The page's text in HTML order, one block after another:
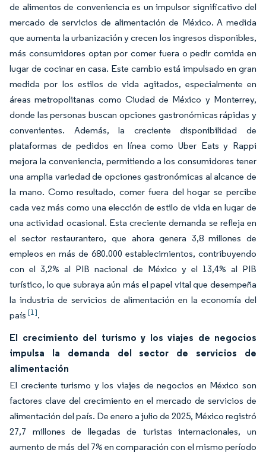
de alimentos de conveniencia es un impulsor significativo del
mercado de servicios de alimentación de México. A medida
que aumenta la urbanización y crecen los ingresos disponibles,
más consumidores optan por comer fuera o pedir comida en
lugar de cocinar en casa. Este cambio está impulsado en gran
medida por los estilos de vida agitados, especialmente en
áreas metropolitanas como Ciudad de México y Monterrey,
donde las personas buscan opciones gastronómicas rápidas y
convenientes. Además, la creciente disponibilidad de
plataformas de pedidos en línea como Uber Eats y Rappi
mejora la conveniencia, permitiendo a los consumidores tener
una amplia variedad de opciones gastronómicas al alcance de
la mano. Como resultado, comer fuera del hogar se percibe
cada vez más como una elección de estilo de vida en lugar de
una actividad ocasional. Esta creciente demanda se refleja en
el sector restaurantero, que ahora genera 3,8 millones de
empleos en más de 680.000 establecimientos, contribuyendo
con el 3,2% al PIB nacional de México y el 13,4% al PIB
turístico, lo que subraya aún más el papel vital que desempeña
la industria de servicios de alimentación en la economía del
país [1].
El crecimiento del turismo y los viajes de negocios
impulsa la demanda del sector de servicios de
alimentación
El creciente turismo y los viajes de negocios en México son
factores clave del crecimiento en el mercado de servicios de
alimentación del país. De enero a julio de 2025, México registró
27,7 millones de llegadas de turistas internacionales, un
aumento de más del 7% en comparación con el mismo período